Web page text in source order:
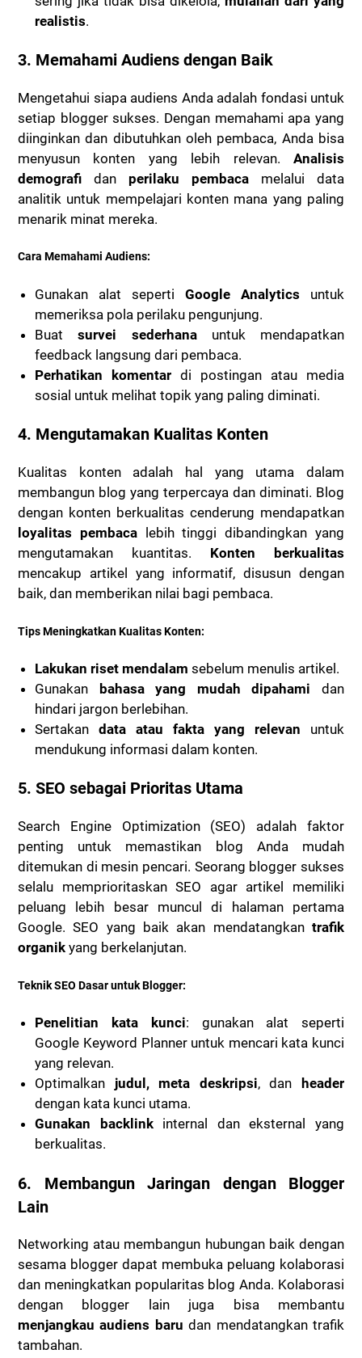
realistis.
3. Memahami Audiens dengan Baik
Mengetahui siapa audiens Anda adalah fondasi untuk
setiap blogger sukses. Dengan memahami apa yang
diinginkan dan dibutuhkan oleh pembaca, Anda bisa
menyusun konten yang lebih relevan. Analisis
demografi dan perilaku pembaca melalui data
analitik untuk mempelajari konten mana yang paling
menarik minat mereka.
Cara Memahami Audiens:
Gunakan alat sepertiGoogle Analytics untuk
memeriksa pola perilaku pengunjung.
Buatsurvei sederhanauntuk mendapatkan
feedback langsung dari pembaca.
Perhatikan komentar di postingan atau media
sosial untuk melihat topik yang paling diminati.
4. Mengutamakan Kualitas Konten
Kualitas konten adalah hal yang utama dalam
membangun blog yang terpercaya dan diminati. Blog
dengan konten berkualitas cenderung mendapatkan
loyalitas pembacalebih tinggi dibandingkan yang
mengutamakan kuantitas. Konten berkualitas
mencakup artikel yang informatif, disusun dengan
baik, dan memberikan nilai bagi pembaca.
Tips Meningkatkan Kualitas Konten:
Lakukan riset mendalam sebelum menulis artikel.
Gunakan
bahasa yang mudah dipahami dan
hindari jargon berlebihan.
Sertakandata atau fakta yang relevan untuk
mendukung informasi dalam konten.
5. SEO sebagai Prioritas Utama
Search Engine Optimization (SEO) adalah faktor
penting untuk memastikan blog Anda mudah
ditemukan di mesin pencari. Seorang blogger sukses
selalu memprioritaskan SEO agar artikel memiliki
peluang lebih besar muncul di halaman pertama
Google. SEO yang baik akan mendatangkan trafik
organik yang berkelanjutan.
Teknik SEO Dasar untuk Blogger:
Penelitian kata kunci: gunakan alat seperti
Google Keyword Planner untuk mencari kata kunci
yang relevan.
Optimalkan judul, meta deskripsi, dan
header
dengan kata kunci utama.
Gunakan backlinkinternal dan eksternal yang
berkualitas.
6. Membangun Jaringan dengan Blogger
Lain
Networking atau membangun hubungan baik dengan
sesama blogger dapat membuka peluang kolaborasi
dan meningkatkan popularitas blog Anda. Kolaborasi
dengan blogger lain juga bisa membantu
menjangkau audiens baru dan mendatangkan trafik
tambahan.